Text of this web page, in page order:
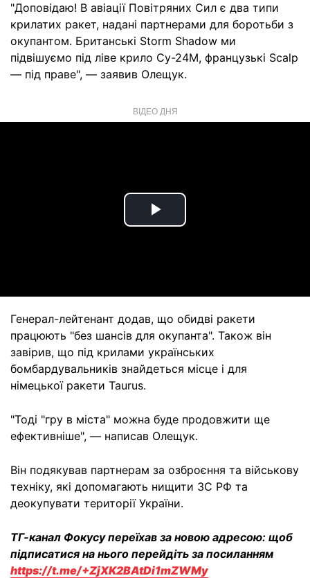
"Доповідаю! В авіації Повітряних Сил є два типи
крилатих ракет, надані партнерами для боротьби з
окупантом. Британські Storm Shadow ми
підвішуємо під ліве крило Су-24М, французькі Scalp
— під праве", — заявив Олещук.
ВІДЕО ДНЯ
Play
Генерал-лейтенант додав, що обидві ракети
працюють "без шансів для окупанта". Також він
завірив, що під крилами українських
бомбардувальників знайдеться місце і для
німецької ракети Taurus.
"Тоді "гру в міста" можна буде продовжити ще
ефективніше", — написав Олещук.
Він подякував партнерам за озброєння та військову
техніку, які допомагають нищити ЗС РФ та
деокупувати території України.
ТГ-канал Фокусу переїхав за новою адресою: щоб
підписатися на нього перейдіть за посиланням
https://t.me/+ZjXK2BAtDi1mZWMy